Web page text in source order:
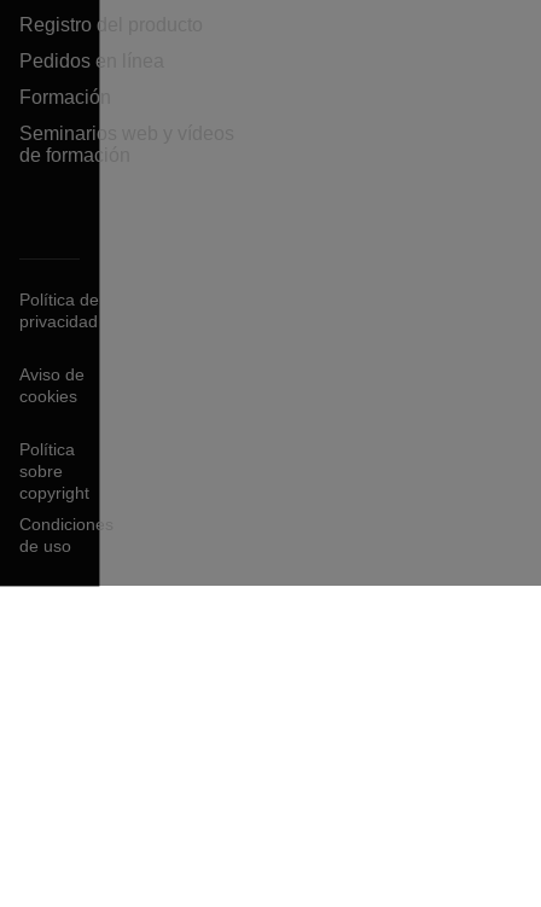
Registro del producto
Pedidos en línea
Formación
Seminarios web y vídeos
de formación
Política de
privacidad
Aviso de
cookies
Política
sobre
copyright
Condiciones
de uso